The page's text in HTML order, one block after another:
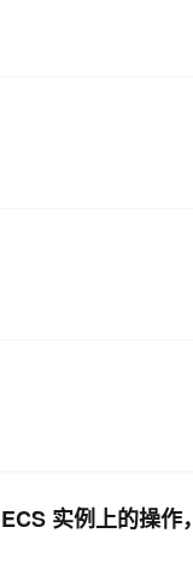
实例上的操作